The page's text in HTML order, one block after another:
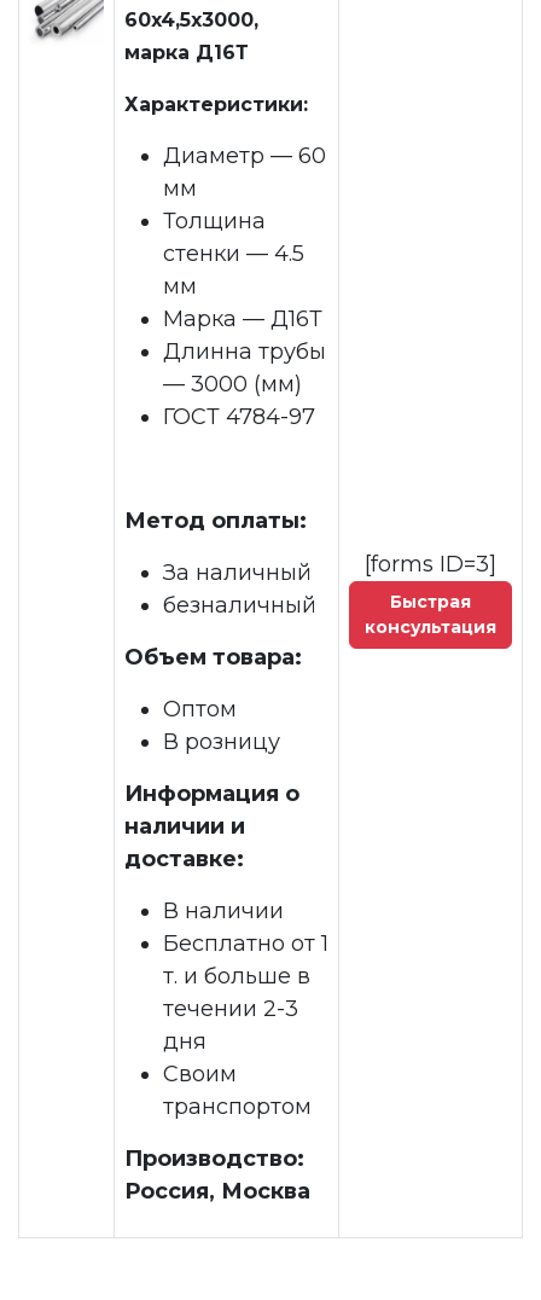
60x4,5x3000,
марка Д16Т
Характеристики:
Диаметр — 60
мм
Толщина
стенки — 4.5
мм
Марка — Д16Т
Длинна трубы
— 3000 (мм)
ГОСТ 4784-97
Метод оплаты:
За наличный
безналичный
Объем товара:
Оптом
В розницу
Информация о
наличии и
доставке:
В наличии
Бесплатно от 1
т. и больше в
течении 2-3
дня
Своим
транспортом
Производство:
Россия, Москва
[forms ID=3]
Быстрая
консультация